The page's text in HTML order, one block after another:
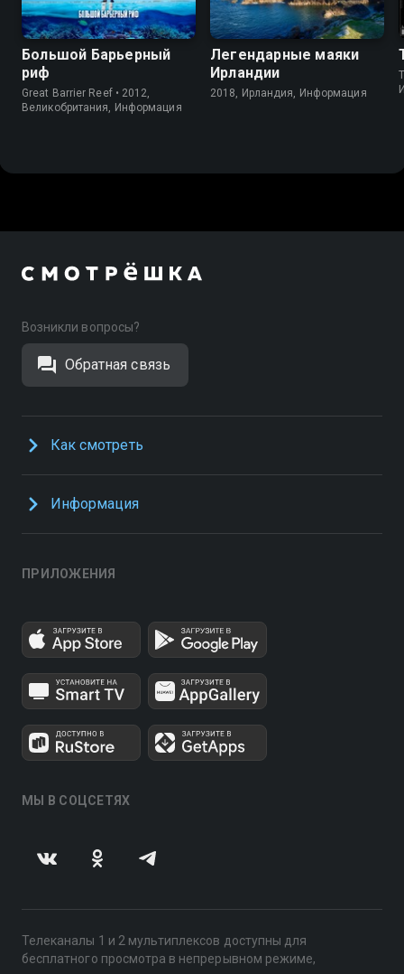
Большой Барьерный
риф
Great Barrier Reef • 2012,
Великобритания, Информация
Легендарные маяки
Ирландии
2018, Ирландия, Информация
Возникли вопросы?
Обратная связь
Как смотреть
Информация
ПРИЛОЖЕНИЯ
МЫ В СОЦСЕТЯХ
Телеканалы 1 и 2 мультиплексов доступны для
бесплатного просмотра в непрерывном режиме,